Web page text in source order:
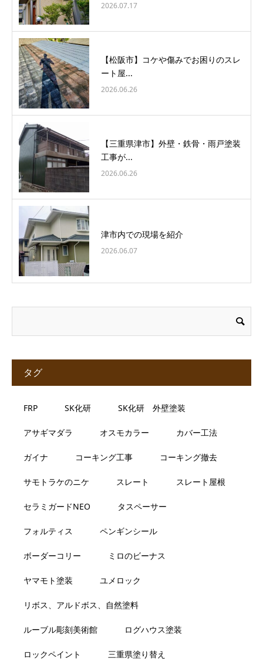
2026.07.17
【松阪市】コケや傷みでお困りのスレ
ート屋...
2026.06.26
【三重県津市】外壁・鉄骨・雨戸塗装
工事が...
2026.06.26
津市内での現場を紹介
2026.06.07
タグ
FRP SK化研 SK化研 外壁塗装
アサギマダラ オスモカラー カバー工法
ガイナ コーキング工事 コーキング撤去
サモトラケのニケ スレート スレート屋根
セラミガードNEO タスペーサー
フォルティス ペンギンシール
ボーダーコリー ミロのビーナス
ヤマモト塗装 ユメロック
リボス、アルドボス、自然塗料
ルーブル彫刻美術館 ログハウス塗装
ロックペイント 三重県塗り替え